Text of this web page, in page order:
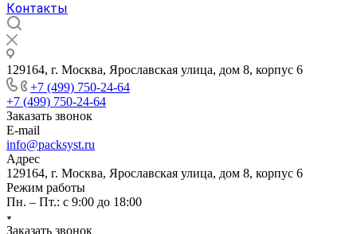
Контакты
129164, г. Москва, Ярославская улица, дом 8, корпус 6
+7 (499) 750-24-64
+7 (499) 750-24-64
Заказать звонок
E-mail
info@packsyst.ru
Адрес
129164, г. Москва, Ярославская улица, дом 8, корпус 6
Режим работы
Пн. – Пт.: с 9:00 до 18:00
Заказать звонок